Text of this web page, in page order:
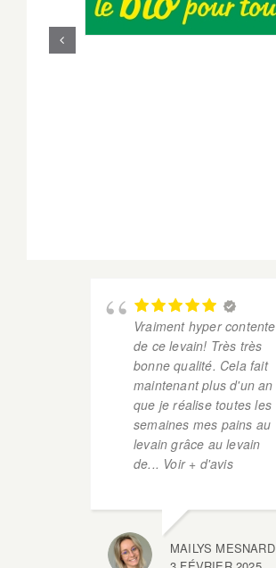
Vraiment hyper contente
de ce levain! Très très
bonne qualité. Cela fait
maintenant plus d'un an
que je réalise toutes les
semaines mes pains au
levain grâce au levain
de... Voir + d'avis
MAILYS MESNARD